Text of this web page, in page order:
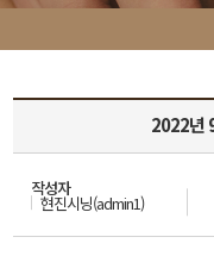
2022년
작성자
현진시닝(admin1)